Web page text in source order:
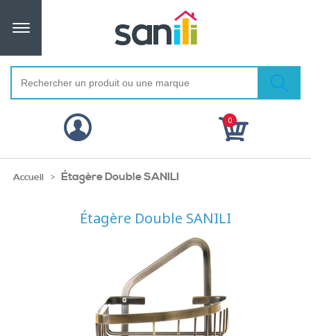
0
Accueil > Étagère Double SANILI
Étagère Double SANILI